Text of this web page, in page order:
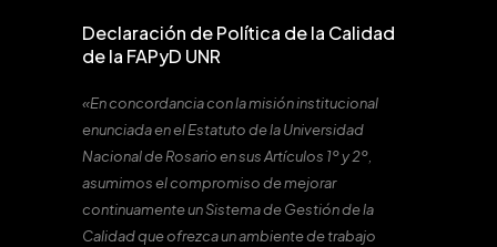
Declaración de Política de la Calidad
de la FAPyD UNR
«En concordancia con la misión institucional
enunciada en el Estatuto de la Universidad
Nacional de Rosario en sus Artículos 1º y 2º,
asumimos el compromiso de mejorar
continuamente un Sistema de Gestión de la
Calidad que ofrezca un ambiente de trabajo